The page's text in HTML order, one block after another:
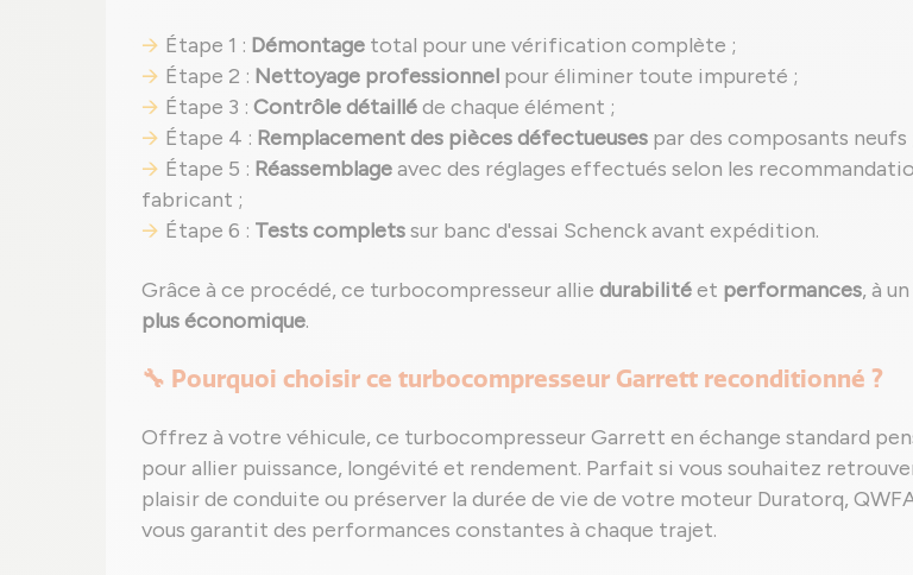
Étape 1 : Démontage total pour une vérification complète ;
Étape 2 : Nettoyage professionnel pour éliminer toute impureté ;
Étape 3 : Contrôle détailléde chaque élément ;
Étape 4 : Remplacement des pièces défectueuses par des composants neufs
Étape 5 : Réassemblageavec des réglages effectués selon les
fabricant ;
Étape 6 : Tests completssur banc d'essai Schenck avant expédition.
Grâce à ce procédé, ce turbocompresseur allie durabilitéet performances, à un
plus économique.
🔧 Pourquoi choisir ce turbocompresseur Garrett reconditionné ?
Offrez à votre véhicule, ce turbocompresseur Garrett en échange standard
pour allier puissance, longévité et rendement. Parfait si vous souhaitez
plaisir de conduite ou préserver la durée de vie de votre moteur Duratorq,
vous garantit des performances constantes à chaque trajet.